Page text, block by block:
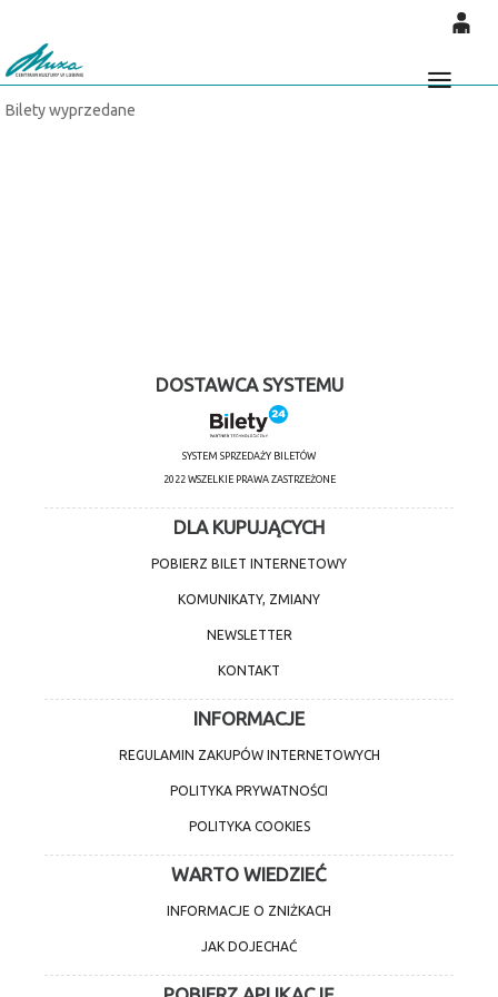
Bilety wyprzedane
DOSTAWCA SYSTEMU
SYSTEM SPRZEDAŻY BILETÓW
2022 WSZELKIE PRAWA ZASTRZEŻONE
DLA KUPUJĄCYCH
POBIERZ BILET INTERNETOWY
KOMUNIKATY, ZMIANY
NEWSLETTER
KONTAKT
INFORMACJE
REGULAMIN ZAKUPÓW INTERNETOWYCH
POLITYKA PRYWATNOŚCI
POLITYKA COOKIES
WARTO WIEDZIEĆ
INFORMACJE O ZNIŻKACH
JAK DOJECHAĆ